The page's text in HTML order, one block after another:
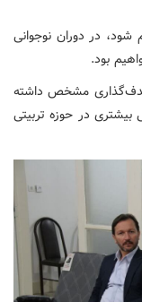
شود، در دوران نوجوانی
بود.
هدف‌گذاری مشخص داشته
بیشتری در حوزه تربیتی